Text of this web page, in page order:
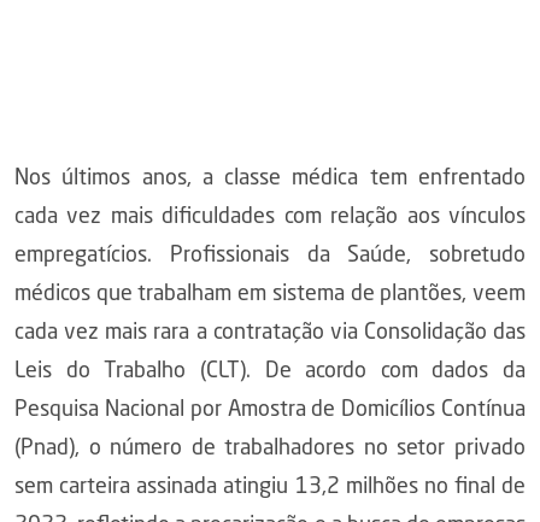
Nos últimos anos, a classe médica tem enfrentado
cada vez mais dificuldades com relação aos vínculos
empregatícios. Profissionais da Saúde, sobretudo
médicos que trabalham em sistema de plantões, veem
cada vez mais rara a contratação via Consolidação das
Leis do Trabalho (CLT). De acordo com dados da
Pesquisa Nacional por Amostra de Domicílios Contínua
(Pnad), o número de trabalhadores no setor privado
sem carteira assinada atingiu 13,2 milhões no final de